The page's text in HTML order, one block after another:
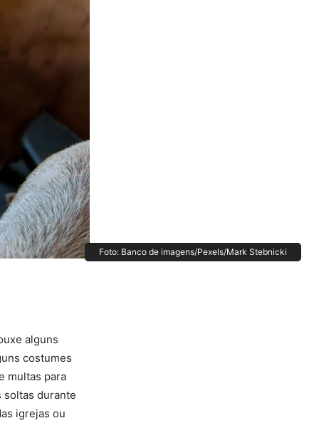
Foto: Banco de imagens/Pexels/Mark Stebnicki
alguns
costumes
multas para
soltas durante
igrejas ou